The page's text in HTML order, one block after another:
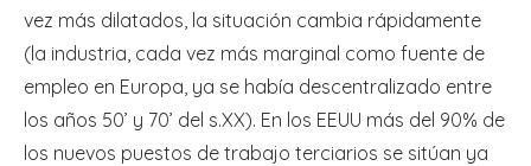
vez más dilatados, la situación cambia rápidamente
(la industria, cada vez más marginal como fuente de
empleo en Europa, ya se había descentralizado entre
los años 50’ y 70’ del s.XX). En los EEUU más del 90% de
los nuevos puestos de trabajo terciarios se sitúan ya